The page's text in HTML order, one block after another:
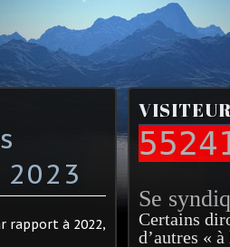
rapport à 2022,
Se
Certains
d’autres «